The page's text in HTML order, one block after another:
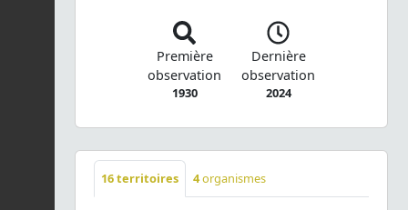
Première
observation
1930
Dernière
observation
2024
16territoires 4organismes